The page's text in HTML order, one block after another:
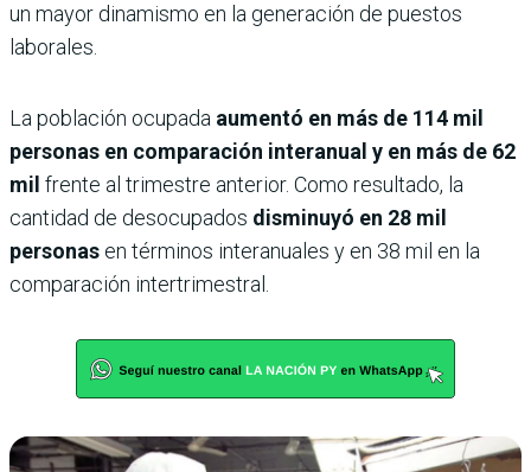
un mayor dinamismo en la generación de puestos
laborales.
La población ocupada aumentó en más de 114 mil
personas en comparación interanual y en más de 62
mil frente al trimestre anterior. Como resultado, la
cantidad de desocupados disminuyó en 28 mil
personas en términos interanuales y en 38 mil en la
comparación intertrimestral.